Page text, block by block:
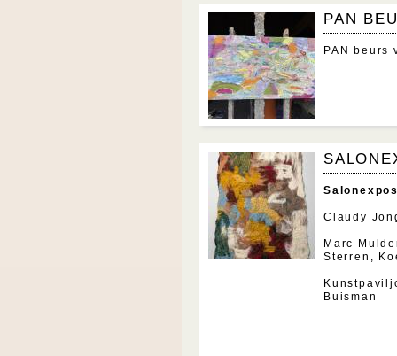
PAN
PAN beurs
Claudy
Marc
Sterren,
Buisman